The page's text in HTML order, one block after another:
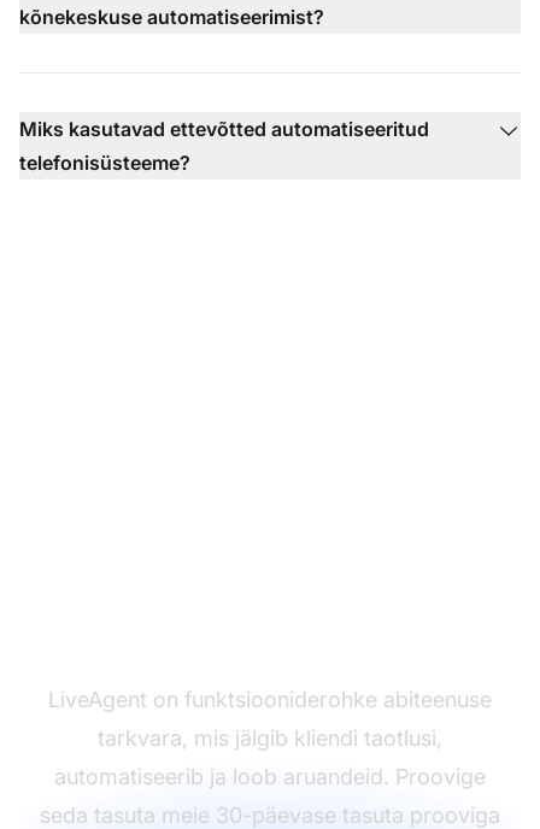
kõnekeskuse automatiseerimist?
Miks kasutavad ettevõtted automatiseeritud
telefonisüsteeme?
LiveAgent on funktsiooniderohke abiteenuse
tarkvara, mis jälgib kliendi taotlusi,
automatiseerib ja loob aruandeid. Proovige
seda tasuta meie 30-päevase tasuta prooviga